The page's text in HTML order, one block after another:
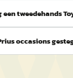
tweedehands
occasions